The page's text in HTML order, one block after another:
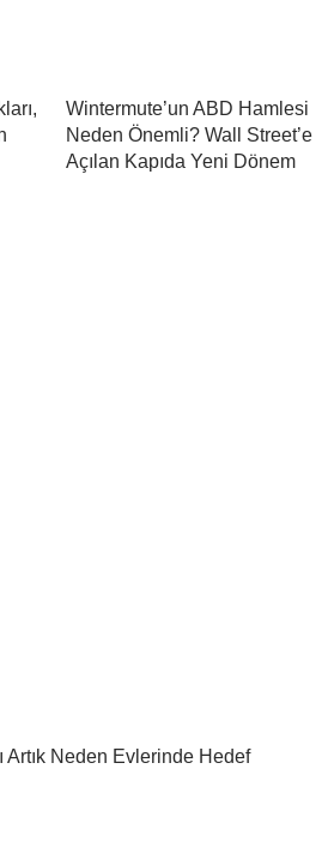
Wintermute’un ABD Hamlesi
Neden Önemli? Wall Street’e
Açılan Kapıda Yeni Dönem
Artık Neden Evlerinde Hedef